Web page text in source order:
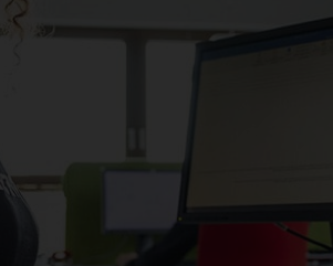
Partner
Energien